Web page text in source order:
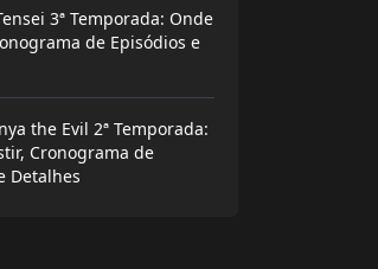
3ª Temporada: Onde
de Episódios e
the Evil 2ª Temporada:
Cronograma de
Detalhes